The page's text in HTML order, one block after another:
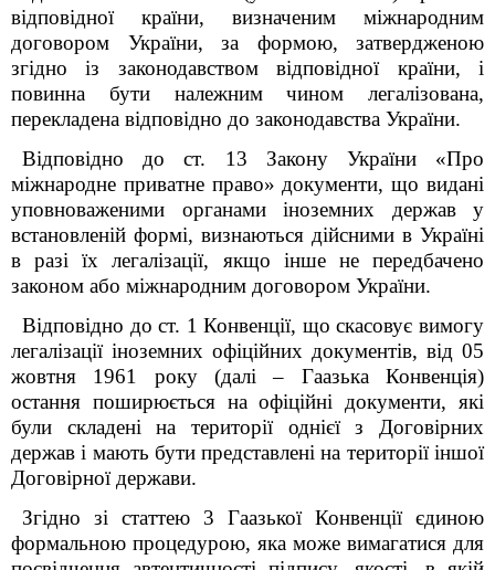
відповідної країни, визначеним міжнародним
договором України, за формою, затвердженою
згідно із законодавством відповідної країни, і
повинна бути належним чином легалізована,
перекладена відповідно до законодавства України.
Відповідно до ст. 13 Закону України «Про
міжнародне приватне право» документи, що видані
уповноваженими органами іноземних держав у
встановленій формі, визнаються дійсними в Україні
в разі їх легалізації, якщо інше не передбачено
законом або міжнародним договором України.
Відповідно до ст. 1 Конвенції, що скасовує вимогу
легалізації іноземних офіційних документів, від 05
жовтня 1961 року (далі – Гаазька Конвенція)
остання поширюється на офіційні документи, які
були складені на території однієї з Договірних
держав і мають бути представлені на території іншої
Договірної держави.
Згідно зі статтею 3 Гаазької Конвенції єдиною
формальною процедурою, яка може вимагатися для